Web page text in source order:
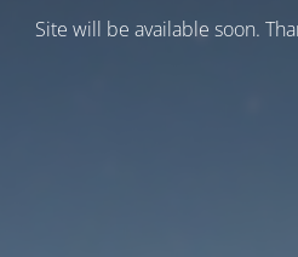
Site will be available soon.